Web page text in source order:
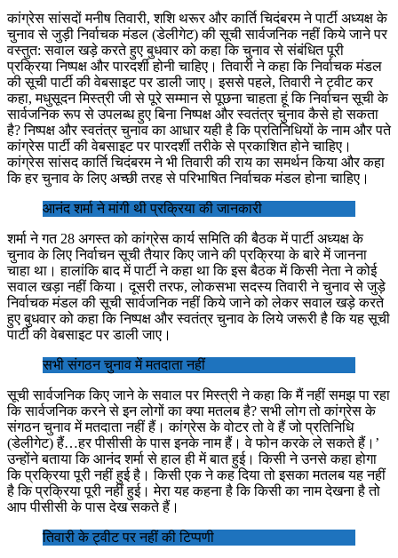
कांग्रेस सांसदों मनीष तिवारी, शशि थरूर और कार्ति चिदंबरम ने पार्टी अध्यक्ष के
चुनाव से जुड़ी निर्वाचक मंडल (डेलीगेट) की सूची सार्वजनिक नहीं किये जाने पर
वस्तुत: सवाल खड़े करते हुए बुधवार को कहा कि चुनाव से संबंधित पूरी
प्रक्रिया निष्पक्ष और पारदर्शी होनी चाहिए। तिवारी ने कहा कि निर्वाचक मंडल
की सूची पार्टी की वेबसाइट पर डाली जाए। इससे पहले, तिवारी ने ट्वीट कर
कहा, मधुसूदन मिस्त्री जी से पूरे सम्मान से पूछना चाहता हूं कि निर्वाचन सूची के
सार्वजनिक रूप से उपलब्ध हुए बिना निष्पक्ष और स्वतंत्र चुनाव कैसे हो सकता
है? निष्पक्ष और स्वतंत्र चुनाव का आधार यही है कि प्रतिनिधियों के नाम और पते
कांग्रेस पार्टी की वेबसाइट पर पारदर्शी तरीके से प्रकाशित होने चाहिए।
कांग्रेस सांसद कार्ति चिदंबरम ने भी तिवारी की राय का समर्थन किया और कहा
कि हर चुनाव के लिए अच्छी तरह से परिभाषित निर्वाचक मंडल होना चाहिए।
आनंद शर्मा ने मांगी थी प्रक्रिया की जानकारी
शर्मा ने गत 28 अगस्त को कांग्रेस कार्य समिति की बैठक में पार्टी अध्यक्ष के
चुनाव के लिए निर्वाचन सूची तैयार किए जाने की प्रक्रिया के बारे में जानना
चाहा था। हालांकि बाद में पार्टी ने कहा था कि इस बैठक में किसी नेता ने कोई
सवाल खड़ा नहीं किया। दूसरी तरफ, लोकसभा सदस्य तिवारी ने चुनाव से जुड़े
निर्वाचक मंडल की सूची सार्वजनिक नहीं किये जाने को लेकर सवाल खड़े करते
हुए बुधवार को कहा कि निष्पक्ष और स्वतंत्र चुनाव के लिये जरूरी है कि यह सूची
पार्टी की वेबसाइट पर डाली जाए।
सभी संगठन चुनाव में मतदाता नहीं
सूची सार्वजनिक किए जाने के सवाल पर मिस्त्री ने कहा कि मैं नहीं समझ पा रहा
कि सार्वजनिक करने से इन लोगों का क्या मतलब है? सभी लोग तो कांग्रेस के
संगठन चुनाव में मतदाता नहीं हैं। कांग्रेस के वोटर तो वे हैं जो प्रतिनिधि
(डेलीगेट) हैं…हर पीसीसी के पास इनके नाम हैं। वे फोन करके ले सकते हैं।’
उन्होंने बताया कि आनंद शर्मा से हाल ही में बात हुई। किसी ने उनसे कहा होगा
कि प्रक्रिया पूरी नहीं हुई है। किसी एक ने कह दिया तो इसका मतलब यह नहीं
है कि प्रक्रिया पूरी नहीं हुई। मेरा यह कहना है कि किसी का नाम देखना है तो
आप पीसीसी के पास देख सकते हैं।
तिवारी के ट्वीट पर नहीं की टिप्पणी